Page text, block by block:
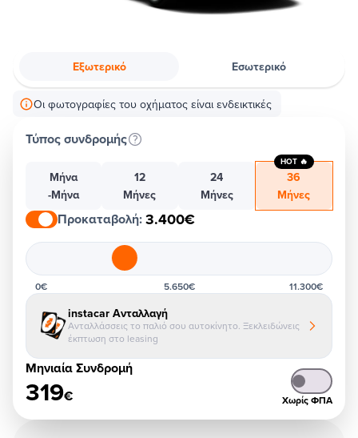
Εξωτερικό Εσωτερικό
Οι φωτογραφίες του οχήματος είναι ενδεικτικές
Τύπος συνδρομής
Μήνα
-Μήνα
12
Μήνες
24
Μήνες
36
Μήνες
HOT 🔥
Προκαταβολή:3.400€
0€ 5.650€ 11.300€
instacar Ανταλλαγή
Ανταλλάσσεις το παλιό σου αυτοκίνητο. Ξεκλειδώνεις
έκπτωση στο leasing
Μηνιαία Συνδρομή
319€ Χωρίς ΦΠΑ